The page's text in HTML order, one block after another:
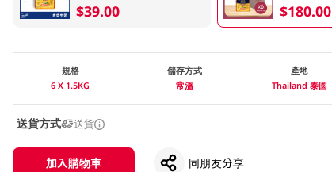
$39.00 $180.00
規格
6 X 1.5KG
儲存方式
常溫
產地
Thailand 泰國
送貨方式 送貨
加入購物車 同朋友分享